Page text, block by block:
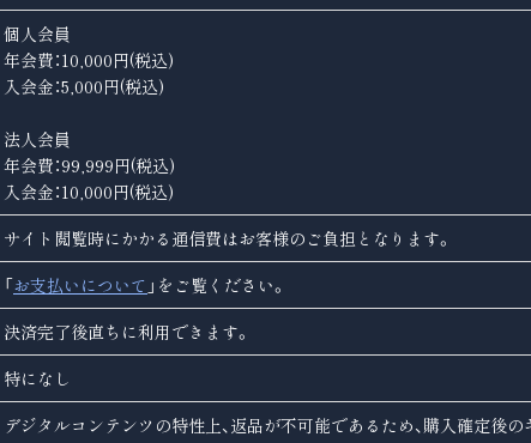
個人会員
年会費：10,000円(税込)
入会金：5,000円(税込)
法人会員
年会費：99,999円(税込)
入会金：10,000円(税込)
サイト閲覧時にかかる通信費はお客様のご負担となります。
「お支払いについて 」をご覧ください。
決済完了後直ちに利用できます。
特になし
デジタルコンテンツの特性上、返品が不可能であるため、購入確定後